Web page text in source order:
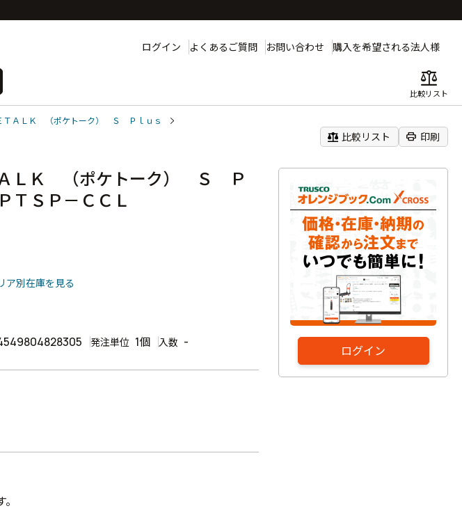
ログイン よくあるご質問 お問い合わせ 購入を希望される法人様
balance
比較リスト
ＴＡＬＫ （ポケトーク） Ｓ Ｐｌｕｓ
balance 比較リスト print 印刷
ログイン
ＬＫ （ポケトーク） Ｓ Ｐ
ＳＰ－ＣＣＬ
ア別在庫を見る
発注単位 1個 入数 -